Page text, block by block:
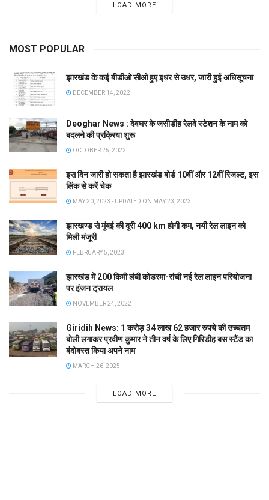
LOAD MORE
MOST POPULAR
झारखंड के कई बीडीओ सीओ हुए इधर से उधर, जारी हुई अधिसूचना
DECEMBER 14, 2022
Deoghar News : देवघर के जसीडीह रेलवे स्टेशन के नाम को
बदलने की प्रक्रिया शुरू
OCTOBER 25, 2022
इस दिन जारी हो सकता है झारखंड बोर्ड 10वीं और 12वीं रिजल्ट, इस
लिंक से करें चेक
MAY 20, 2023 - UPDATED ON MAY 23, 2023
झारखण्ड से मुंबई की दुरी 400 km होगी कम, नयी रेल लाइन को
मिली मंजूरी
FEBRUARY 5, 2023
झारखंड में 200 किमी लंबी कोडरमा-रांची नई रेल लाइन परियोजना
पर इंजन ट्रायल
NOVEMBER 24, 2022
Giridih News: 1 करोड़ 34 लाख 62 हजार रुपये की उच्चतम
बोली लगाकर प्रवीण कुमार ने तीन वर्ष के लिए गिरिडीह बस स्टैंड का
बंदोबस्त किया अपने नाम
MARCH 26, 2025
LOAD MORE